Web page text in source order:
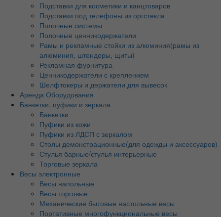
Подставки для косметики и канцтоваров
Подставки под телефоны из оргстекла
Полочные системы
Полочные ценникодержатели
Рамы и рекламные стойки из алюминия(рамы из
алюминия, штендеры, щиты)
Рекламная фурнитура
Ценникодержатели с креплением
Шелфтокеры и держатели для вывесок
Аренда Оборудования
Банкетки, пуфики и зеркала
Банкетки
Пуфики из кожи
Пуфики из ЛДСП с зеркалом
Столы демонстрационные(для одежды и аксессуаров)
Стулья барные/стулья интерьерные
Торговые зеркала
Весы электронные
Весы напольные
Весы торговые
Механические бытовые настольные весы
Портативные многофункциональные весы